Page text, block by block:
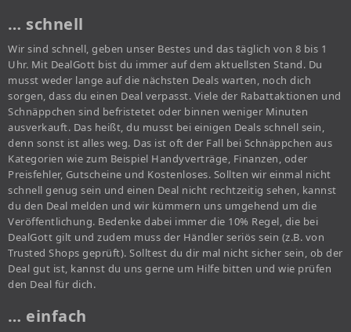
… schnell
Wir sind schnell, geben unser Bestes und das täglich von 8 bis 1
Uhr. Mit DealGott bist du immer auf dem aktuellsten Stand. Du
musst weder lange auf die nächsten Deals warten, noch dich
sorgen, dass du einen Deal verpasst. Viele der Rabattaktionen und
Schnäppchen sind befristetet oder binnen weniger Minuten
ausverkauft. Das heißt, du musst bei einigen Deals schnell sein,
denn sonst ist alles weg. Das ist oft der Fall bei Schnäppchen aus
Kategorien wie zum Beispiel Handyverträge, Finanzen, oder
Preisfehler, Gutscheine und Kostenloses. Sollten wir einmal nicht
schnell genug sein und einen Deal nicht rechtzeitig sehen, kannst
du den Deal melden und wir kümmern uns umgehend um die
Veröffentlichung. Bedenke dabei immer die 10% Regel, die bei
DealGott gilt und zudem muss der Händler seriös sein (z.B. von
Trusted Shops geprüft). Solltest du dir mal nicht sicher sein, ob der
Deal gut ist, kannst du uns gerne um Hilfe bitten und wie prüfen
den Deal für dich.
… einfach